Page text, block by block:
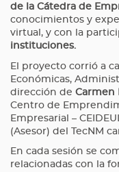
de la Cátedra de
conocimientos y
virtual, y con la
instituciones.
El proyecto corrió a
Económicas,
dirección de Carmen
Centro de
Empresarial –
(Asesor) del TecNM
En cada sesión se
relacionadas con la